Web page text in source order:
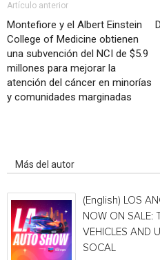
Artículo anterior
Montefiore y el Albert Einstein
College of Medicine obtienen
una subvención del NCI de $5.9
millones para mejorar la
atención del cáncer en minorías
y comunidades marginadas
Más del autor
(English) LOS
NOW ON SALE:
VEHICLES AND
SOCAL